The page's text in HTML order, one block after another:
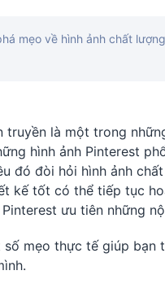
mẹo về hình ảnh chất
truyền là một trong
hình ảnh Pinterest
đó đòi hỏi hình ảnh
kế tốt có thể tiếp tục
ưu tiên những
mẹo thực tế giúp bạn